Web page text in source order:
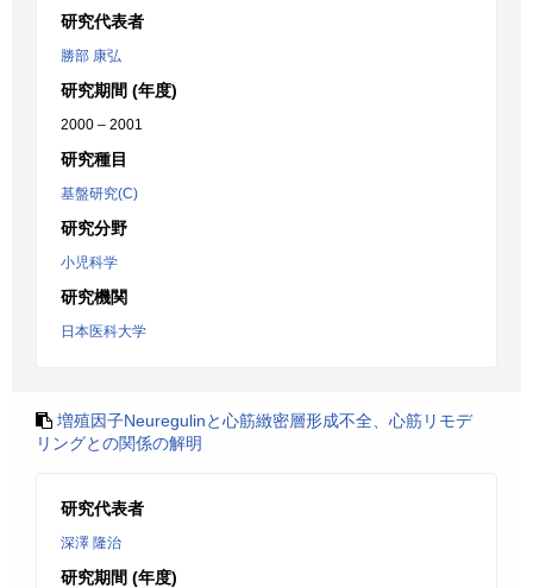
研究代表者
勝部 康弘
研究期間 (年度)
2000 – 2001
研究種目
基盤研究(C)
研究分野
小児科学
研究機関
日本医科大学
増殖因子Neuregulinと心筋緻密層形成不全、心筋リモデ
リングとの関係の解明
研究代表者
深澤 隆治
研究期間 (年度)